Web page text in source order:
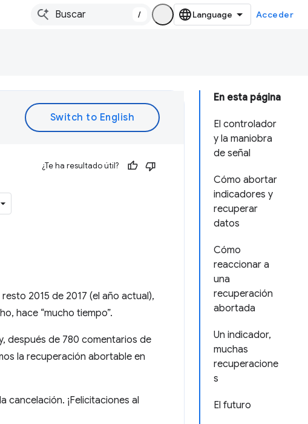
/ Acceder
En esta página
El controlador
y la maniobra
de señal
Cómo abortar
indicadores y
recuperar
datos
Cómo
reaccionar a
una
recuperación
abortada
Un indicador,
muchas
recuperacione
s
El futuro
¿Te ha resultado útil?
2015 de 2017 (el año actual),
hace “mucho tiempo”.
después de 780 comentarios de
la recuperación abortable en
cancelación. ¡Felicitaciones al